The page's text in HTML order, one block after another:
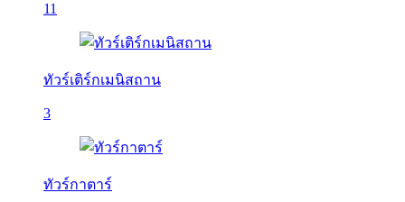
11
ทัวร์เติร์กเมนิสถาน
3
ทัวร์กาตาร์